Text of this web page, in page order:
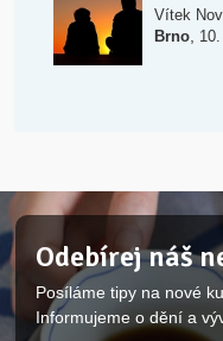
Vítek
Brno,
Odebírej náš
Posíláme tipy na nové
Informujeme o dění a